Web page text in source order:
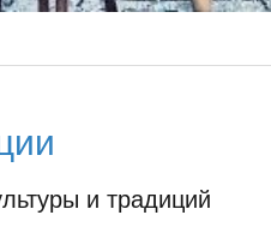
и традиций